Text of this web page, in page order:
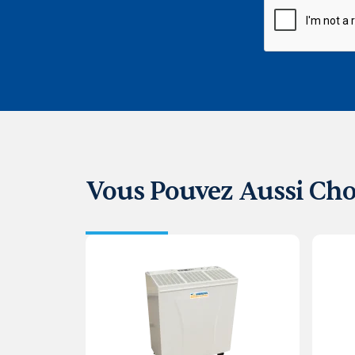
Vous Pouvez Aussi